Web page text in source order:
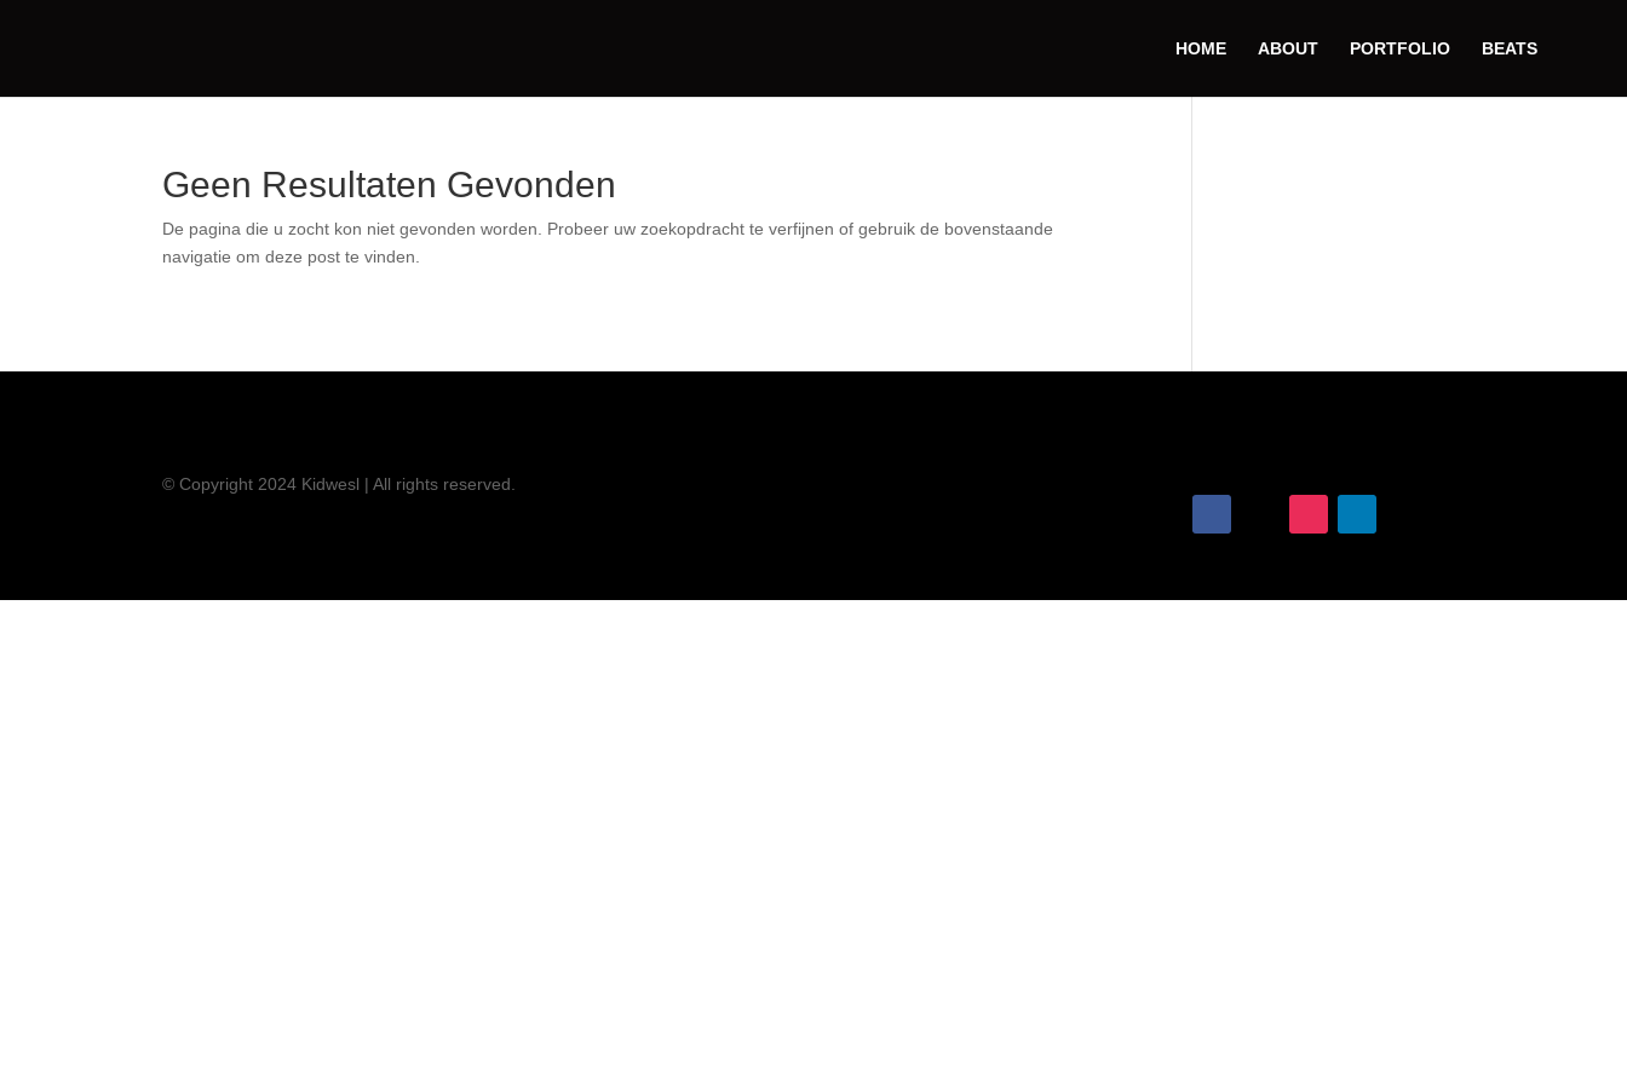
HOME ABOUT PORTFOLIO BEATS
Geen Resultaten Gevonden
De pagina die u zocht kon niet gevonden worden. Probeer uw zoekopdracht te verfijnen of gebruik de
bovenstaande navigatie om deze post te vinden.
© Copyright 2024 Kidwesl | All rights reserved.